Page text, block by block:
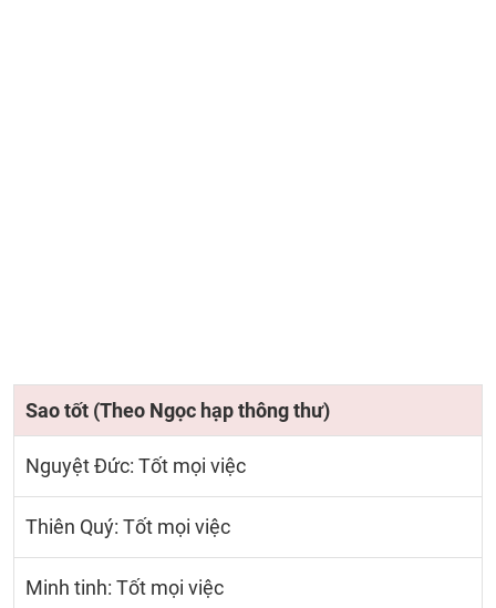
Sao tốt (Theo Ngọc hạp thông thư)
Nguyệt Đức: Tốt mọi việc
Thiên Quý: Tốt mọi việc
Minh tinh: Tốt mọi việc